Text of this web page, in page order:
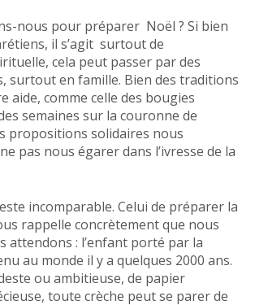
nous pour préparer Noël ? Si bien
il s’agit surtout de
cela peut passer par des
surtout en famille. Bien des traditions
aide, comme celle des bougies
semaines sur la couronne de
propositions solidaires nous
pas nous égarer dans l’ivresse de la
incomparable. Celui de préparer la
rappelle concrètement que nous
attendons : l’enfant porté par la
au monde il y a quelques 2000 ans.
ou ambitieuse, de papier
toute crèche peut se parer de